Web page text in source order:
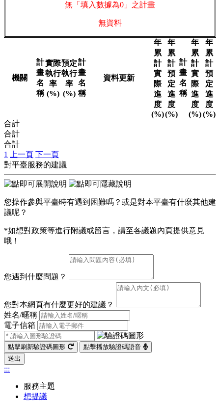
無「填入數據為0」之計畫
無資料
機關
計
畫
名
稱
實際
執行
率
(%)
預定
執行
率
(%)
計
畫
名
稱
資料更新
年
累
計
實
際
進
度
(%)
年
累
計
預
定
進
度
(%)
計
畫
名
稱
年
累
計
實
際
進
度
(%)
年
累
計
預
定
進
度
(%)
合計
合計
合計
1
上一頁 下一頁
對平臺服務的建議
您操作參與平臺時有遇到困難嗎？或是對本平臺有什麼其他建
議呢？
*如想對政策等進行附議或留言，請至各議題內頁提供意見
哦！
您遇到什麼問題？
您對本網頁有什麼更好的建議？
姓名/暱稱
電子信箱
點擊刷新驗證碼圖形
點擊播放驗證碼語音
送出
:::
服務主題
想提議